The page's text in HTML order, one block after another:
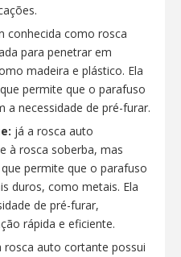
conhecida como rosca
para penetrar em
madeira e plástico. Ela
permite que o parafuso
a necessidade de pré-furar.
já a rosca auto
à rosca soberba, mas
permite que o parafuso
duros, como metais. Ela
de pré-furar,
rápida e eficiente.
rosca auto cortante possui